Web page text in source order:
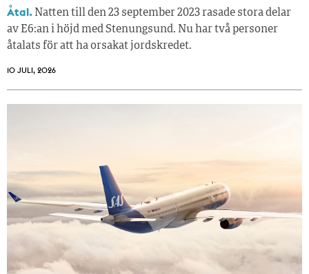
Åtal. Natten till den 23 september 2023 rasade stora delar
av E6:an i höjd med Stenungsund. Nu har två personer
åtalats för att ha orsakat jordskredet.
10 JULI, 2026